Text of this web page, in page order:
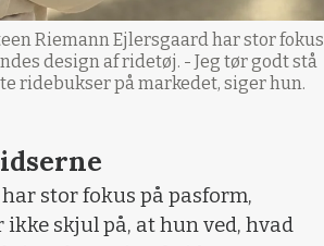
Riemann Ejlersgaard har stor fokus
design af ridetøj. - Jeg tør godt stå
ridebukser på markedet, siger hun.
stor fokus på pasform,
skjul på, at hun ved, hvad